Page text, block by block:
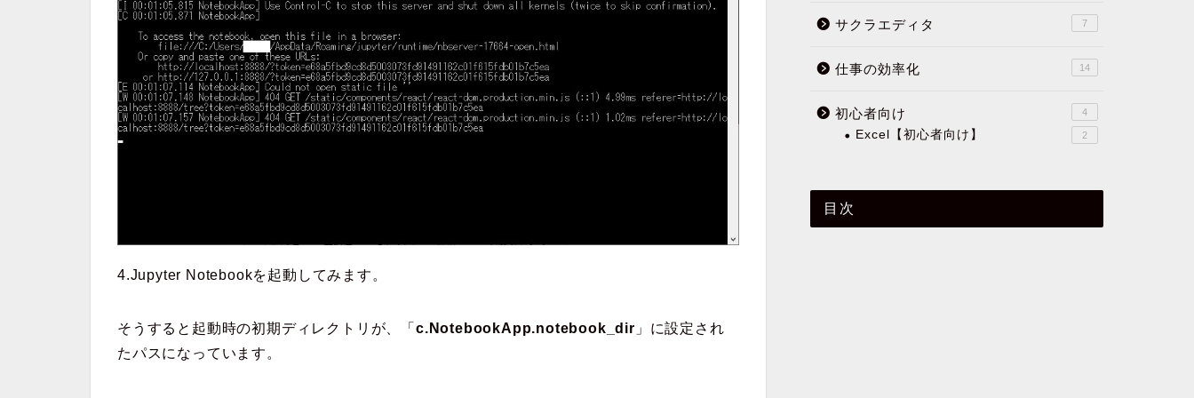
4.Jupyter Notebookを起動してみます。
そうすると起動時の初期ディレクトリが、「 c.NotebookApp.notebook_dir 」に設定され
たパスになっています。
サクラエディタ 7
仕事の効率化 14
初心者向け 4
Excel【初心者向け】 2
目次